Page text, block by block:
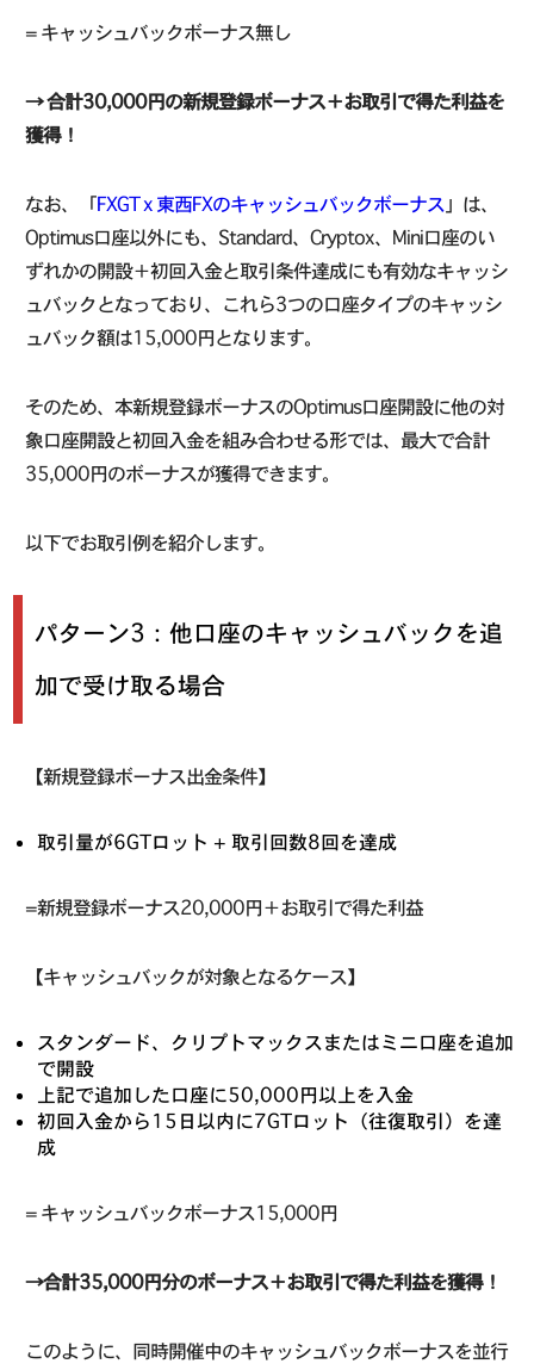
= キャッシュバックボーナス無し
→ 合計30,000円の新規登録ボーナス＋お取引で得た利益を
獲得！
なお、「FXGT x 東西FXのキャッシュバックボーナス 」は、
Optimus口座以外にも、Standard、Cryptox、Mini口座のい
ずれかの開設＋初回入金と取引条件達成にも有効なキャッシ
ュバックとなっており、これら3つの口座タイプのキャッシ
ュバック額は15,000円となります。
そのため、本新規登録ボーナスのOptimus口座開設に他の対
象口座開設と初回入金を組み合わせる形では、最大で合計
35,000円のボーナスが獲得できます。
以下でお取引例を紹介します。
パターン3：他口座のキャッシュバックを追
加で受け取る場合
【新規登録ボーナス出金条件】
取引量が6GTロット + 取引回数8回を達成
=新規登録ボーナス20,000円＋お取引で得た利益
【キャッシュバックが対象となるケース】
スタンダード、クリプトマックスまたはミニ口座を追加
で開設
上記で追加した口座に50,000円以上を入金
初回入金から15日以内に7GTロット（往復取引）を達
成
= キャッシュバックボーナス15,000円
→合計35,000円分のボーナス＋お取引で得た利益を獲得！
このように、同時開催中のキャッシュバックボーナスを並行